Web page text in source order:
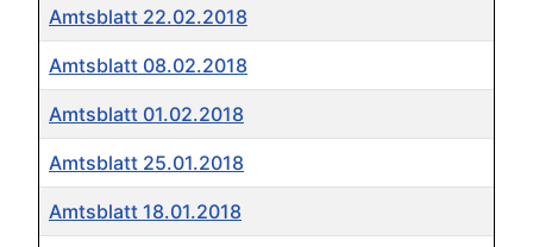
Amtsblatt 22.02.2018
Amtsblatt 08.02.2018
Amtsblatt 01.02.2018
Amtsblatt 25.01.2018
Amtsblatt 18.01.2018